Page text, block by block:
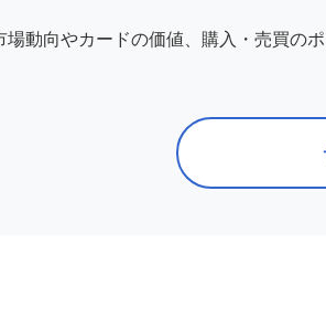
動向やカードの価値、購入・売買の